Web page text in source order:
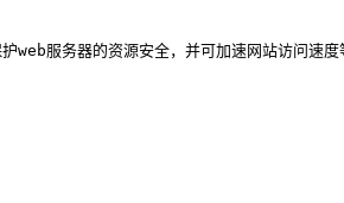
web服务器的资源安全，并可加速网站访问速度